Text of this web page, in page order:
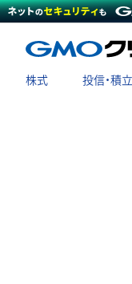
株式 投信・積立